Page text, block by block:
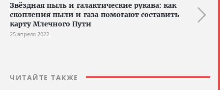
Звёздная пыль и галактические рукава: как
скопления пыли и газа помогают составить
карту Млечного Пути
25 апреля 2022
ЧИТАЙТЕ ТАКЖЕ